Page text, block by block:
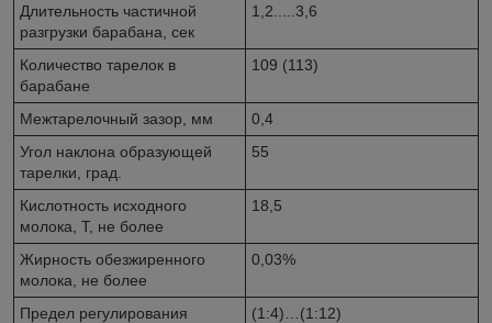
Длительность частичной
разгрузки барабана, сек
1,2.....3,6
Количество тарелок в
барабане
109 (113)
Межтарелочный зазор, мм
0,4
Угол наклона образующей
тарелки, град.
55
Кислотность исходного
молока, Т, не более
18,5
Жирность обезжиренного
молока, не более
0,03%
Предел регулирования
(1:4)…(1:12)